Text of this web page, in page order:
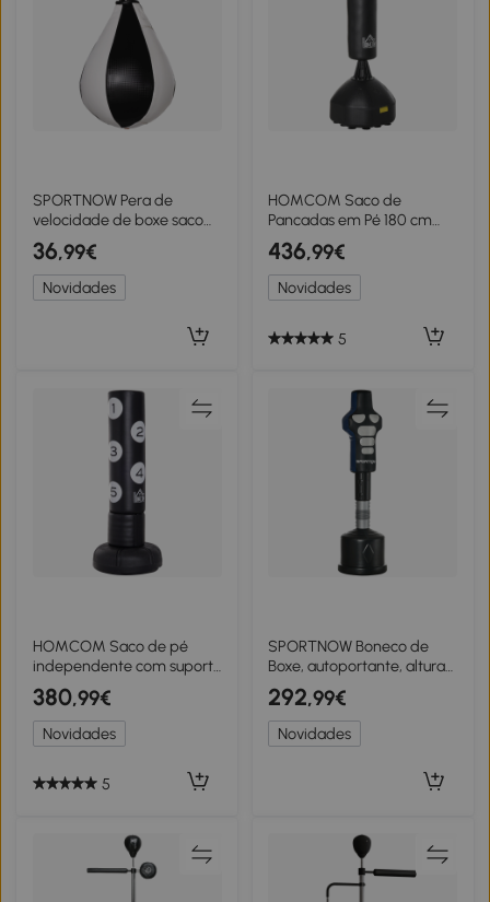
SPORTNOW Pera de
velocidade de boxe saco
de pancada para adultos
com suporte com rótula
giratória 360° bomba
montagem em parede ou
36,99€
Novidades
HOMCOM Saco de
Pancadas em Pé 180 cm
para Adultos Saco de
Pancadas de Pé Boneco de
Treino Coluna de Boxe
Design Humanoide Alta
Pancadas Pesado Suporte
436,99€
Novidades
5
HOMCOM Saco de pé
independente com suporte
e almofada de plástico, 176
cm, Indicado para
Profissionais e Iniciantes,
Preto
380,99€
Novidades
5
SPORTNOW Boneco de
Boxe, autoportante, altura
ajustável, base pesada,
couro sintético,
preto+cinza+azul, 55 x 55 x
178-207 cm
292,99€
Novidades